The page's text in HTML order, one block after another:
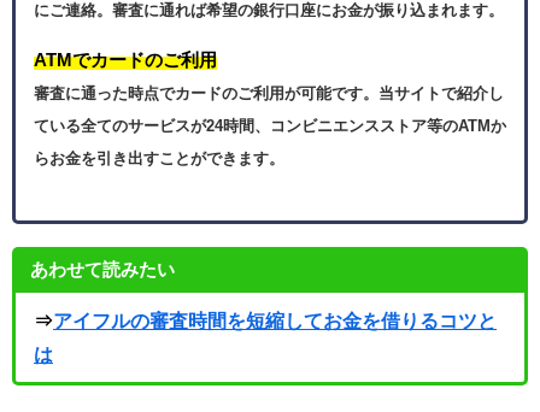
にご連絡。審査に通れば希望の銀行口座にお金が振り込まれます。
ATMでカードのご利用
審査に通った時点でカードのご利用が可能です。当サイトで紹介し
ている全てのサービスが24時間、コンビニエンスストア等のATMか
らお金を引き出すことができます。
あわせて読みたい
⇒アイフルの審査時間を短縮してお金を借りるコツと
は